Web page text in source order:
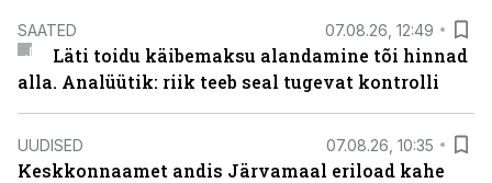
SAATED 07.08.26, 12:49
Läti toidu käibemaksu alandamine tõi hinnad
alla. Analüütik: riik teeb seal tugevat kontrolli
UUDISED 07.08.26, 10:35
Keskkonnaamet andis Järvamaal eriload kahe